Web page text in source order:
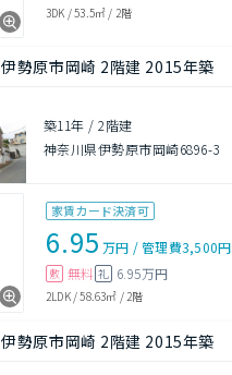
3DK /53.5㎡ / 2階
伊勢原市岡崎 2階建 2015年築
築11年 /2階建
神奈川県伊勢原市岡崎6896-3
家賃カード決済可
6.95 万円 /管理費3,500円
敷 無料 礼 6.95万円
2LDK/58.63㎡ /2階
伊勢原市岡崎 2階建 2015年築